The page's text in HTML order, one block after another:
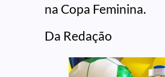
na Copa Feminina.
Da Redação